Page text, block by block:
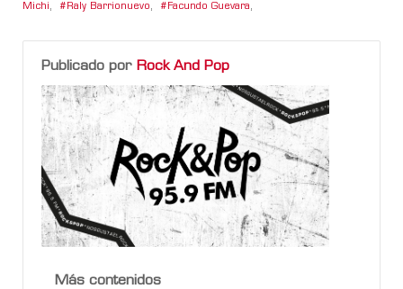
Michi, Raly Barrionuevo, Facundo Guevara,
Publicado por Rock And Pop
Más contenidos